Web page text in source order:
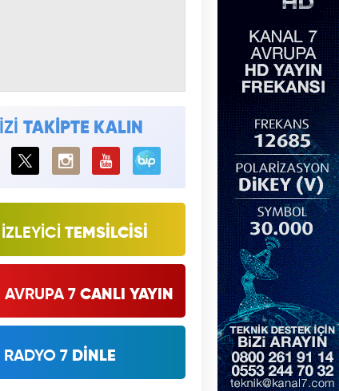
TAKİPTE KALIN
BiP
İZLEYİCİ TEMSİLCİSİ
AVRUPA 7 CANLI YAYIN
RADYO 7 DİNLE